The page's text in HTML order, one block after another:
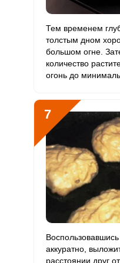
Тем временем
толстым дном
большом огне.
количество
огонь до
7
аккуратно,
расстоянии друг